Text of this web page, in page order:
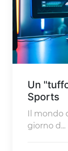
Un
Sports
Il mondo
giorno d...